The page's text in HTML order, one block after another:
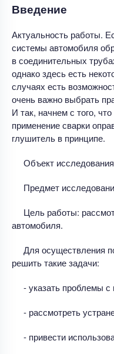
Введение
Актуальность работы.
системы автомобиля
в соединительных
однако здесь есть
случаях есть
очень важно выбрать
И так, начнем с того,
применение сварки
глушитель в принципе.
Объект
Предмет
Цель работы:
автомобиля.
Для осуществления
решить такие задачи:
- указать проблемы
- рассмотреть
- привести